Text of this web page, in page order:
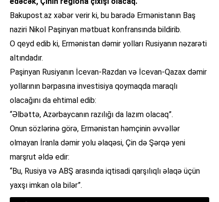
Bakupost.az xəbər verir ki, bu barədə Ermənistanın Baş
naziri Nikol Paşinyan mətbuat konfransında bildirib.
O qeyd edib ki, Ermənistan dəmir yolları Rusiyanın nəzarəti
altındadır.
Paşinyan Rusiyanın İcevan-Razdan və İcevan-Qazax dəmir
yollarının bərpasına investisiya qoymaqda maraqlı
olacağını da ehtimal edib:
“Əlbəttə, Azərbaycanın razılığı da lazım olacaq”.
Onun sözlərinə görə, Ermənistan həmçinin əvvəllər
olmayan İranla dəmir yolu əlaqəsi, Çin də Şərqə yeni
marşrut əldə edir:
“Bu, Rusiya və ABŞ arasında iqtisadi qarşılıqlı əlaqə üçün
yaxşı imkan ola bilər”.